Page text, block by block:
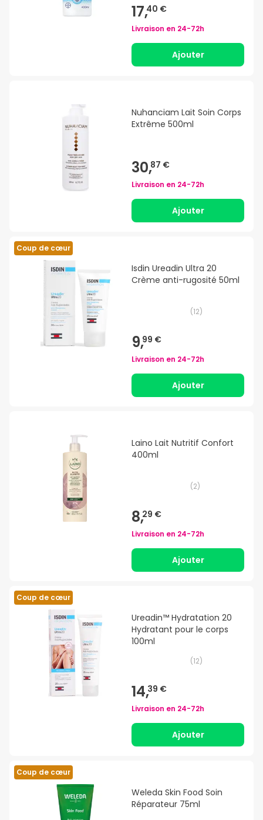
17,40 €
Livraison en 24-72h
Ajouter
Nuhanciam Lait Soin Corps
Extrême 500ml
30,87 €
Livraison en 24-72h
Ajouter
Coup de cœur
Isdin Ureadin Ultra 20
Crème anti-rugosité 50ml
(12)
9,99 €
Livraison en 24-72h
Ajouter
Laino Lait Nutritif Confort
400ml
(2)
8,29 €
Livraison en 24-72h
Ajouter
Coup de cœur
Ureadin™ Hydratation 20
Hydratant pour le corps
100ml
(12)
14,39 €
Livraison en 24-72h
Ajouter
Coup de cœur
Weleda Skin Food Soin
Réparateur 75ml